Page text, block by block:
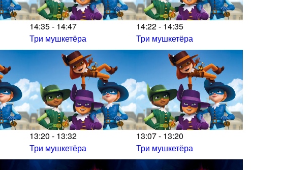
14:35 - 14:47
Три мушкетёра
14:22 - 14:35
Три мушкетёра
13:20 - 13:32
Три мушкетёра
13:07 - 13:20
Три мушкетёра